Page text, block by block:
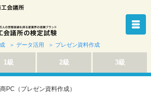
＞ データ活用 ＞ プレゼン資料作成
1級 2級 3級
PC（プレゼン資料作成）